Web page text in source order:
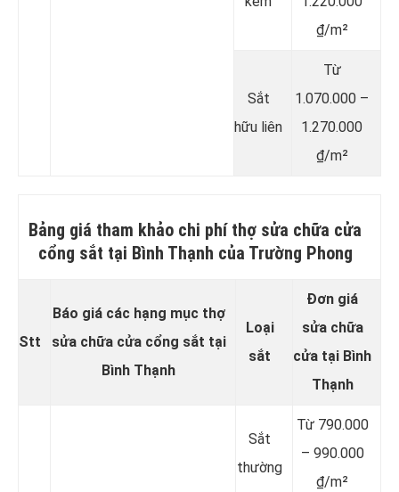
₫/m²
Sắt
hữu liên
Từ
1.070.000 –
1.270.000
₫/m²
Bảng giá tham khảo chi phí thợ sửa chữa cửa
cổng sắt tại Bình Thạnh của Trường Phong
Stt
Báo giá các hạng mục thợ
sửa chữa cửa cổng sắt tại
Bình Thạnh
Loại
sắt
Đơn giá
sửa chữa
cửa tại Bình
Thạnh
Sắt
thường
Từ 790.000
– 990.000
₫/m²